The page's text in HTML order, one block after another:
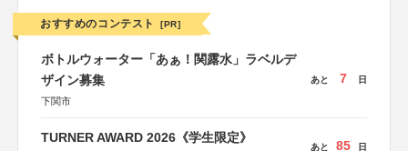
おすすめのコンテスト [PR]
ボトルウォーター「あぁ！関露水」ラベルデ
ザイン募集
下関市
あと 7 日
TURNER AWARD 2026《学生限定》
あと 85 日